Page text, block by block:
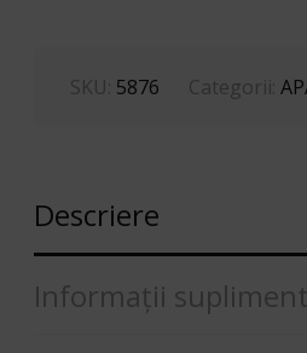
SKU: 5876 Categorii:
Descriere
Informații